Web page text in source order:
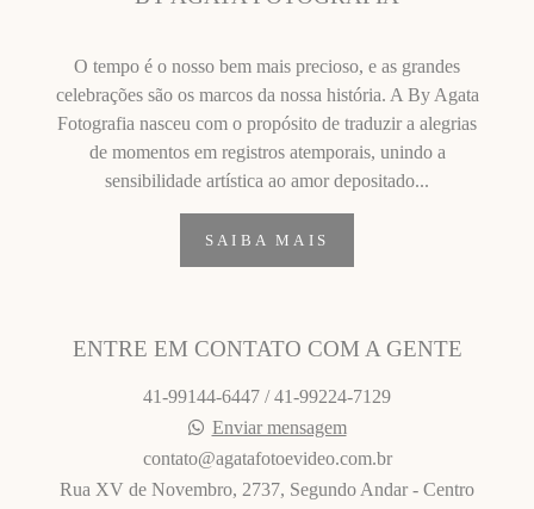
O tempo é o nosso bem mais precioso, e as grandes
celebrações são os marcos da nossa história. A By Agata
Fotografia nasceu com o propósito de traduzir a alegrias
de momentos em registros atemporais, unindo a
sensibilidade artística ao amor depositado...
SAIBA MAIS
ENTRE EM CONTATO COM A GENTE
41-99144-6447 / 41-99224-7129
Enviar mensagem
contato@agatafotoevideo.com.br
Rua XV de Novembro, 2737, Segundo Andar - Centro